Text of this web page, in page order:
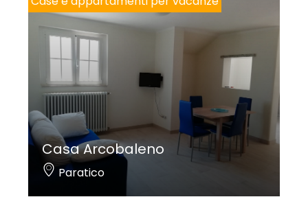
Casa Arcobaleno
Paratico